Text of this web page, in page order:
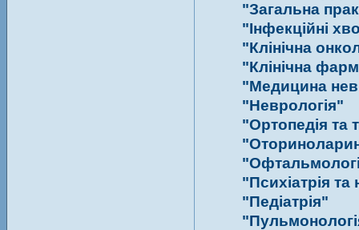
"Загальна
"Інфекційні
"Клінічна
"Клінічна
"Медицина
"Неврологія"
"Ортопедія та
"Психіатрія та
"Педіатрія"